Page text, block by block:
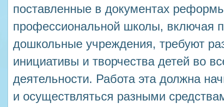
поставленные в документах
профессиональной школы, включая
дошкольные учреждения, требуют
инициативы и творчества детей во
деятельности. Работа эта должна
и осуществляться разными